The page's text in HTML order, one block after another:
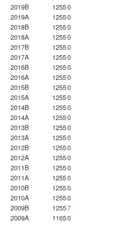
2019B
12550
2019A
12550
2018B
12550
2018A
12550
2017B
12550
2017A
12550
2016B
12550
2016A
12550
2015B
12550
2015A
12550
2014B
12550
2014A
12550
2013B
12550
2013A
12550
2012B
12550
2012A
12550
2011B
12550
2011A
12550
2010B
12550
2010A
12550
2009B
12557
2009A
11650